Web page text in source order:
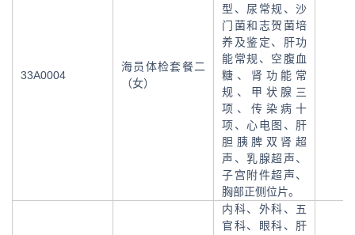
33A0004
海员体检套餐二
（女）
型、尿常规、沙
门菌和志贺菌培
养及鉴定、肝功
能常规、空腹血
糖、肾功能常
规、甲状腺三
项、传染病十
项、心电图、肝
胆胰脾双肾超
声、乳腺超声、
子宫附件超声、
胸部正侧位片。
内科、外科、五
官科、眼科、肝